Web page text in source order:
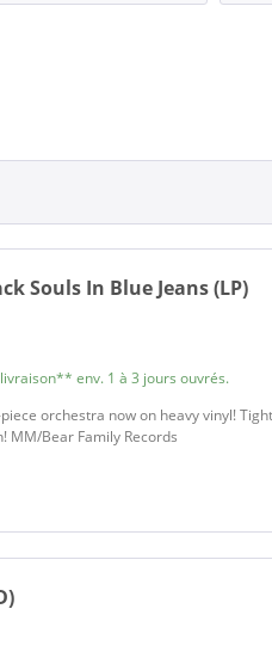
Souls In Blue Jeans (LP)
env. 1 à 3 jours ouvrés.
orchestra now on heavy vinyl!
MM/Bear Family Records